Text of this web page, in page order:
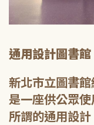
通用設計圖書館
新北市立圖書館
是一座供公眾
所謂的通用設